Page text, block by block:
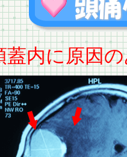
蓋内に原因